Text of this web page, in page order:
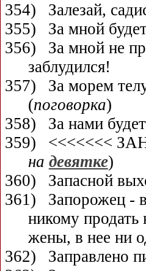
354)
Залезай,
355)
За мной
356)
За мной не
заблудился!
357)
За морем
(поговорка)
358)
За нами
359)
<<<<<<<
на девятке)
360)
Запасной
361)
Запорожец -
никому продать
жены, в нее ни
362)
Заправлено